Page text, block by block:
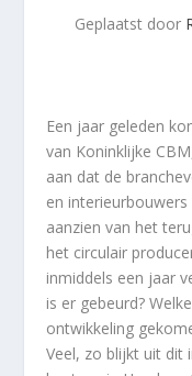
Geplaatst door
Een jaar geleden
van Koninklijke
aan dat de
en
aanzien van het
het circulair
inmiddels een jaar
is er gebeurd?
ontwikkeling
Veel, zo blijkt uit dit